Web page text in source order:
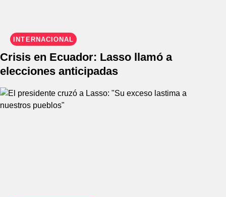
INTERNACIONAL
Crisis en Ecuador: Lasso llamó a
elecciones anticipadas